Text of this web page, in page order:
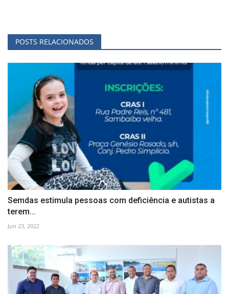
POSTS RELACIONADOS
Semdas estimula pessoas com deficiência e autistas a
terem...
Jun 23, 2022